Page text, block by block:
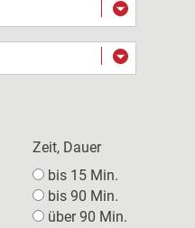
Zeit, Dauer
bis 15 Min.
bis 90 Min.
über 90 Min.